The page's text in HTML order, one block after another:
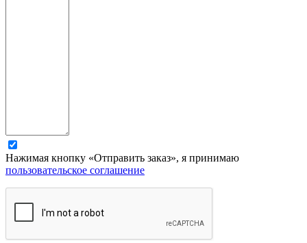
Нажимая кнопку «Отправить заказ», я принимаю
пользовательское соглашение